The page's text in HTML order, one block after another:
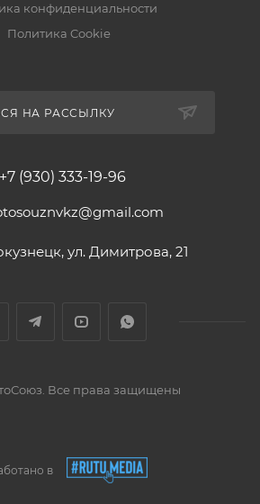
конфиденциальности
Политика Cookie
НА РАССЫЛКУ
+7 (930) 333-19-96
ул. Димитрова, 21
Все права защищены
в